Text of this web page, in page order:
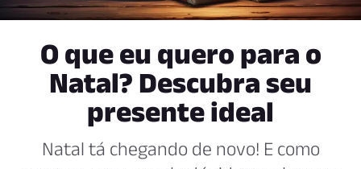
O que eu quero para o
Natal? Descubra seu
presente ideal
Natal tá chegando de novo! E como